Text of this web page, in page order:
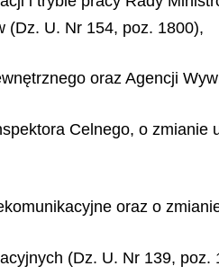
(Dz. U. Nr 154, poz. 1800),
oraz Agencji
Celnego, o
oraz o
(Dz. U. Nr 139, poz.